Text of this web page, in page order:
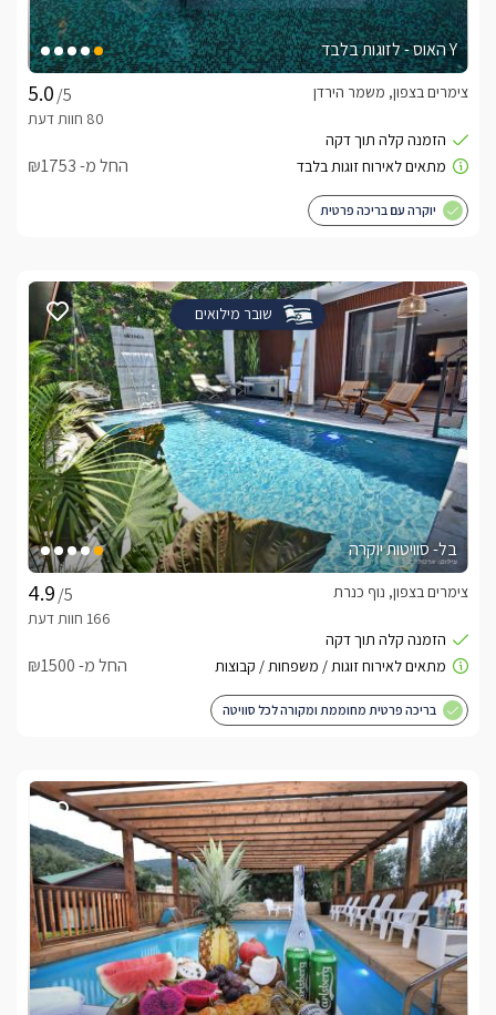
Y האוס - לזוגות בלבד
/5
צימרים בצפון, משמר הירדן
החל מ- ₪1753
יוקרה עם בריכה פרטית
שובר מילואים
בל- סוויטות יוקרה
/5
צימרים בצפון, נוף כנרת
החל מ- ₪1500
בריכה פרטית מחוממת ומקורה לכל סוויטה